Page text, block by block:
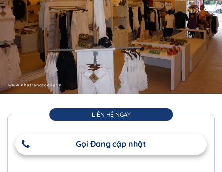
LIÊN HỆ NGAY
Gọi Đang cập nhật